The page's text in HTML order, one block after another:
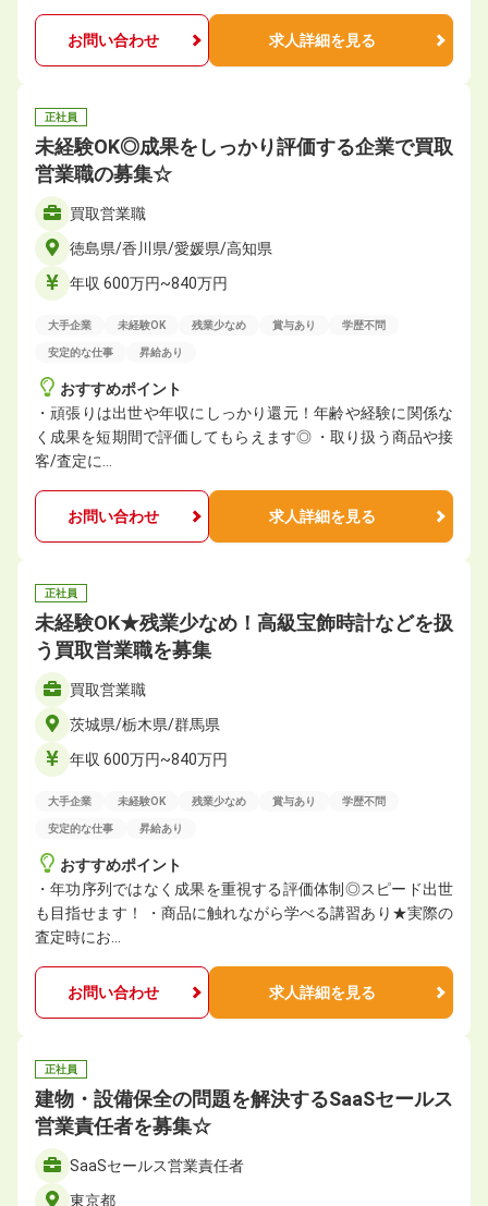
お問い合わせ 求人詳細を見る
正社員
未経験OK◎成果をしっかり評価する企業で買取
営業職の募集☆
買取営業職
徳島県/香川県/愛媛県/高知県
年収 600万円~840万円
大手企業 未経験OK 残業少なめ 賞与あり 学歴不問
安定的な仕事 昇給あり
おすすめポイント
・頑張りは出世や年収にしっかり還元！年齢や経験に関係な
く成果を短期間で評価してもらえます◎ ・取り扱う商品や接
客/査定に…
お問い合わせ 求人詳細を見る
正社員
未経験OK★残業少なめ！高級宝飾時計などを扱
う買取営業職を募集
買取営業職
茨城県/栃木県/群馬県
年収 600万円~840万円
大手企業 未経験OK 残業少なめ 賞与あり 学歴不問
安定的な仕事 昇給あり
おすすめポイント
・年功序列ではなく成果を重視する評価体制◎スピード出世
も目指せます！ ・商品に触れながら学べる講習あり★実際の
査定時にお…
お問い合わせ 求人詳細を見る
正社員
建物・設備保全の問題を解決するSaaSセールス
営業責任者を募集☆
SaaSセールス営業責任者
東京都